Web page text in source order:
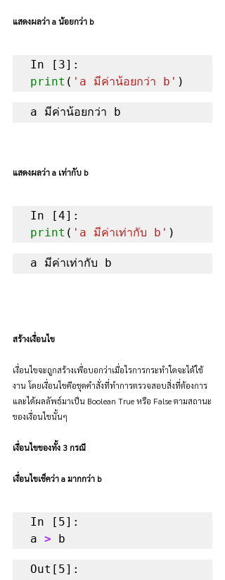
แสดงผลว่า a น้อยกว่า b
print ( 'a มีค่าน้อยกว่า b' )
a มีค่าน้อยกว่า b
แสดงผลว่า a เท่ากับ b
print ( 'a มีค่าเท่ากับ b' )
a มีค่าเท่ากับ b
สร้างเงื่อนไข
เงื่อนไขจะถูกสร้างเพื่อบอกว่าเมื่อไรการกระทำใดจะได้ใช้
งาน โดยเงื่อนไขคือชุดคำสั่งที่ทำการตรวจสอบสิ่งที่ต้องการ
และได้ผลลัพธ์มาเป็น Boolean True หรือ False ตามสถานะ
ของเงื่อนไขนั้นๆ
เงื่อนไขของทั้ง 3 กรณี
เงื่อนไขเช็คว่า a มากกว่า b
In [5]:
a > b
Out[5]: